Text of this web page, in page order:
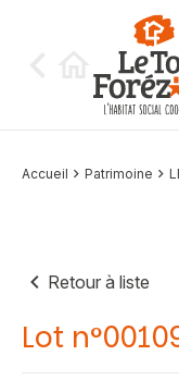
Accueil Patrimoine
Retour à liste
Lot